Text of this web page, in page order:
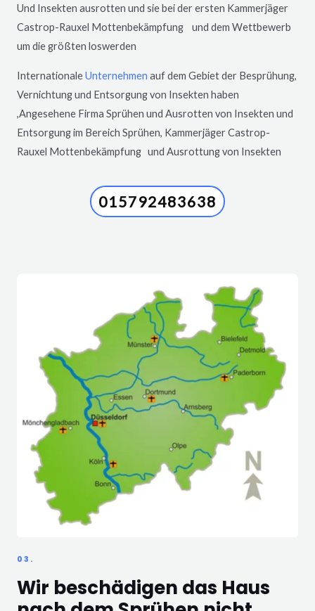
Und Insekten ausrotten und sie bei der ersten Kammerjäger
Castrop-Rauxel Mottenbekämpfung und dem Wettbewerb
um die größten loswerden
InternationaleUnternehmen auf dem Gebiet der Besprühung,
Vernichtung und Entsorgung von Insekten haben
,Angesehene Firma Sprühen und Ausrotten von Insekten und
Entsorgung im Bereich Sprühen, KammerjägerCastrop-
Rauxel Mottenbekämpfung und Ausrottung von Insekten
015792483638
03.
Wir beschädigen das Haus